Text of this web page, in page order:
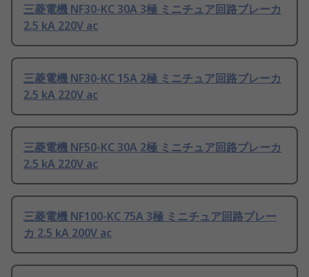
三菱電機 NF30-KC 30A 3極 ミニチュア回路ブレーカ
2.5 kA 220V ac
三菱電機 NF30-KC 15A 2極 ミニチュア回路ブレーカ
2.5 kA 220V ac
三菱電機 NF50-KC 30A 2極 ミニチュア回路ブレーカ
2.5 kA 220V ac
三菱電機 NF100-KC 75A 3極 ミニチュア回路ブレー
カ 2.5 kA 200V ac